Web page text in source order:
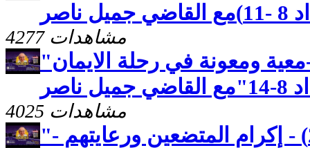
4277 مشاهدات
"رسالة بطرس الاولى(26)-معية ومعونة في رحلة الايمان
4025 مشاهدات
"رسالة بطرس الاولى (25) - إكرام المتضعين ورعايتهم -